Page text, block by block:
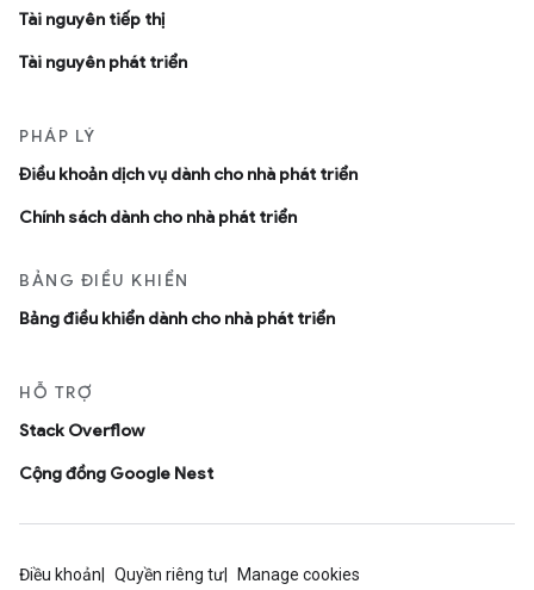
Tài nguyên tiếp thị
Tài nguyên phát triển
PHÁP LÝ
Ðiều khoản dịch vụ dành cho nhà phát triển
Chính sách dành cho nhà phát triển
BẢNG ĐIỀU KHIỂN
Bảng điều khiển dành cho nhà phát triển
HỖ TRỢ
Stack Overflow
Cộng đồng Google Nest
Điều khoản Quyền riêng tư Manage cookies